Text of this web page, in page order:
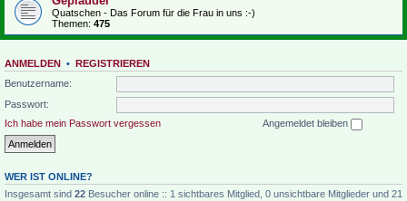
Quatschen - Das Forum für die Frau in uns :-)
Themen: 475
ANMELDEN • REGISTRIEREN
Benutzername:
Passwort:
Ich habe mein Passwort vergessen
Angemeldet bleiben
WER IST ONLINE?
Insgesamt sind 22 Besucher online :: 1 sichtbares Mitglied, 0 unsichtbare Mitglieder und 21